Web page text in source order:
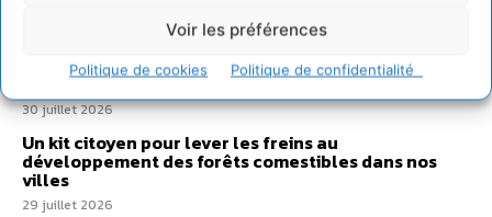
Voir les préférences
Politique de cookies Politique de confidentialité
Développer notre attention aux espèces vivantes
non humaines avec les communs de Zoepolis
30 juillet 2026
Un kit citoyen pour lever les freins au
développement des forêts comestibles dans nos
villes
29 juillet 2026